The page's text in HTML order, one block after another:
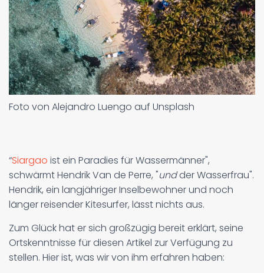
Foto von Alejandro Luengo auf Unsplash
“Siargao ist ein Paradies für Wassermänner",
schwärmt Hendrik Van de Perre, "undder Wasserfrau".
Hendrik, ein langjähriger Inselbewohner und noch
länger reisender Kitesurfer, lässt nichts aus.
Zum Glück hat er sich großzügig bereit erklärt, seine
Ortskenntnisse für diesen Artikel zur Verfügung zu
stellen. Hier ist, was wir von ihm erfahren haben: